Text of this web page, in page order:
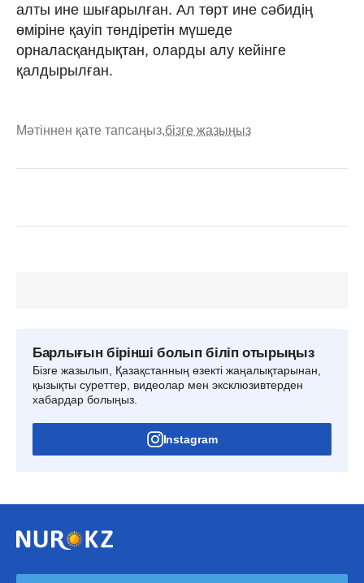
алты ине шығарылған. Ал төрт ине сәбидің
өміріне қауіп төндіретін мүшеде
орналасқандықтан, оларды алу кейінге
қалдырылған.
Мәтіннен қате тапсаңыз,бізге жазыңыз
Барлығын бірінші болып біліп отырыңыз
Бізге жазылып, Қазақстанның өзекті жаңалықтарынан,
қызықты суреттер, видеолар мен эксклюзивтерден
хабардар болыңыз.
Instagram